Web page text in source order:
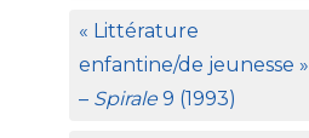
« Littérature
enfantine/de jeunesse »
– Spirale9 (1993)